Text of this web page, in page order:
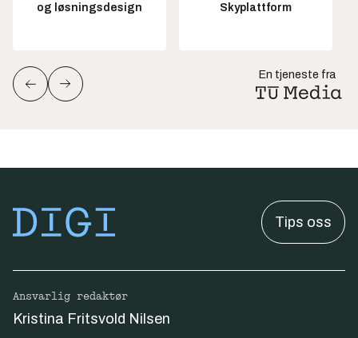
og løsningsdesign
Skyplattform
En tjeneste fra
Tips oss
Ansvarlig redaktør
Kristina Fritsvold Nilsen